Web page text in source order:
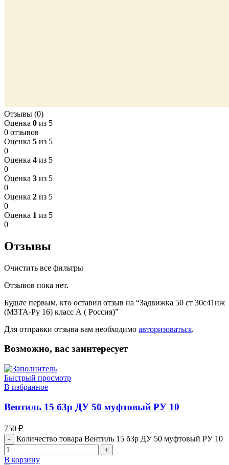
Отзывы (0)
Оценка 0 из 5
0 отзывов
Оценка 5 из 5
0
Оценка 4 из 5
0
Оценка 3 из 5
0
Оценка 2 из 5
0
Оценка 1 из 5
0
Отзывы
Очистить все фильтры
Отзывов пока нет.
Будьте первым, кто оставил отзыв на “Задвижка 50 ст 30с41нж
(МЗТА-Ру 16) класс А ( Россия)”
Для отправки отзыва вам необходимо авторизоваться.
Возможно, вас заинтересует
Быстрый просмотр
В избранное
Вентиль 15 б3р ДУ 50 муфтовый РУ 10
750 ₽
Количество товара Вентиль 15 б3р ДУ 50 муфтовый РУ 10
В корзину